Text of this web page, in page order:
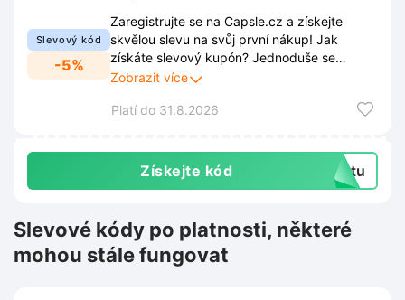
Slevový kód
-5%
Zaregistrujte se na Capsle.cz a získejte
skvělou slevu na svůj první nákup! Jak
získáte slevový kupón? Jednoduše se
registrujte na našem e-shopu Capsle.cz. Po
-5% na tvůj e-mail.
Zobrazit více
Platí do 31.8.2026
Získejte kód extu
Slevové kódy po platnosti, některé
mohou stále fungovat